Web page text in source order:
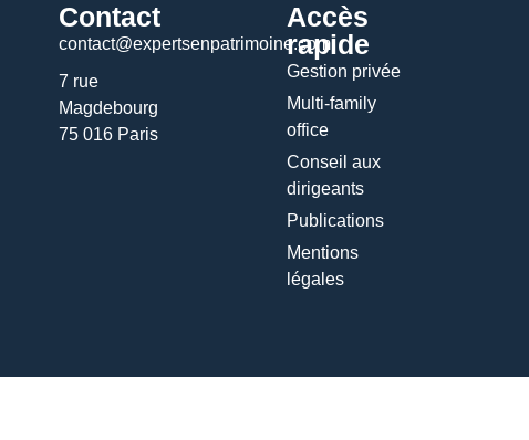
Contact
contact@expertsenpatrimoine.com
7 rue
Magdebourg
75 016 Paris
Accès
rapide
Gestion privée
Multi-family
office
Conseil aux
dirigeants
Publications
Mentions
légales